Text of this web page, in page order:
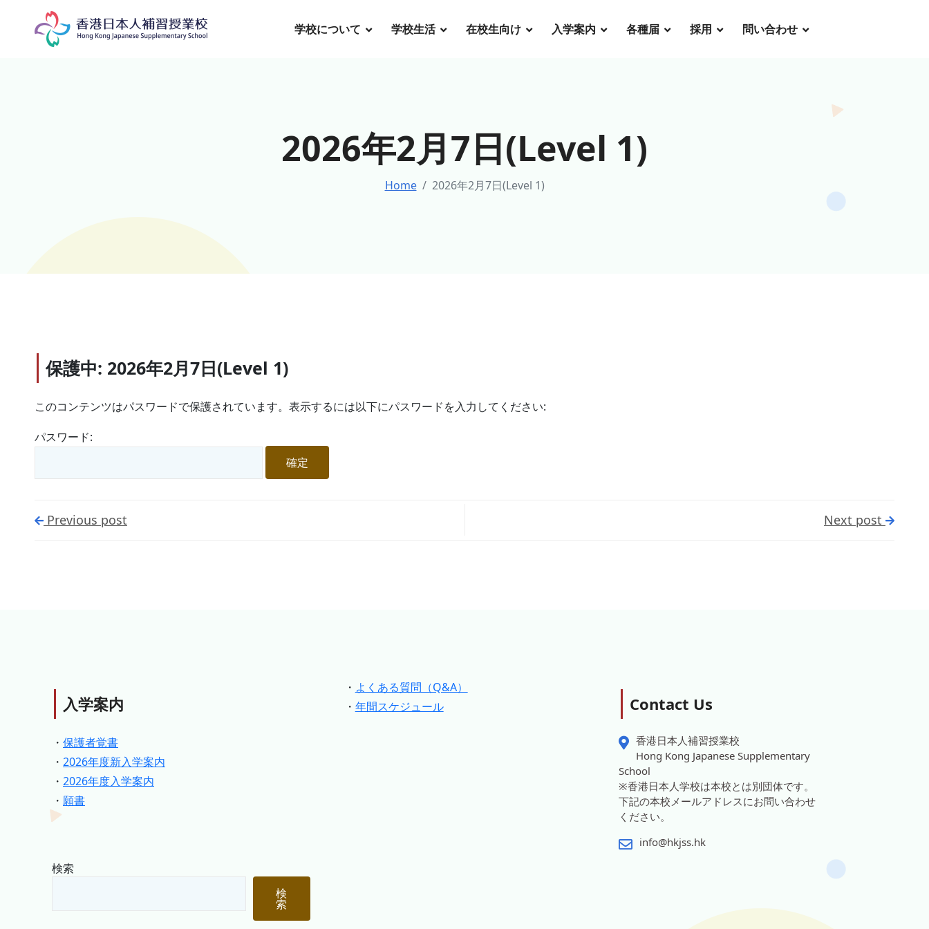
学校について 学校生活 在校生向け 入学案内 各種届 採用 問い合わせ
2026年2月7日(Level 1)
Home 2026年2月7日(Level 1)
保護中: 2026年2月7日(Level 1)
このコンテンツはパスワードで保護されています。表示するには以下にパスワードを入力してください:
パスワード:
Previous post Next post
入学案内
・ 保護者覚書
・ 2026年度新入学案内
・ 2026年度入学案内
・ 願書
・ よくある質問（Q&A）
・ 年間スケジュール Contact Us
香港日本人補習授業校
Hong Kong Japanese Supplementary
School
※香港日本人学校は本校とは別団体です。
下記の本校メールアドレスにお問い合わせ
ください。
info@hkjss.hk
検索
検
索